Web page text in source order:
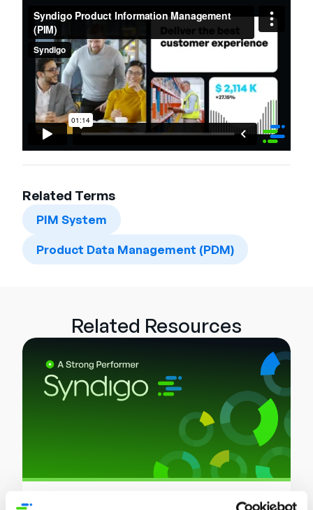
Related Terms
PIM System
Product Data Management (PDM)
Related Resources